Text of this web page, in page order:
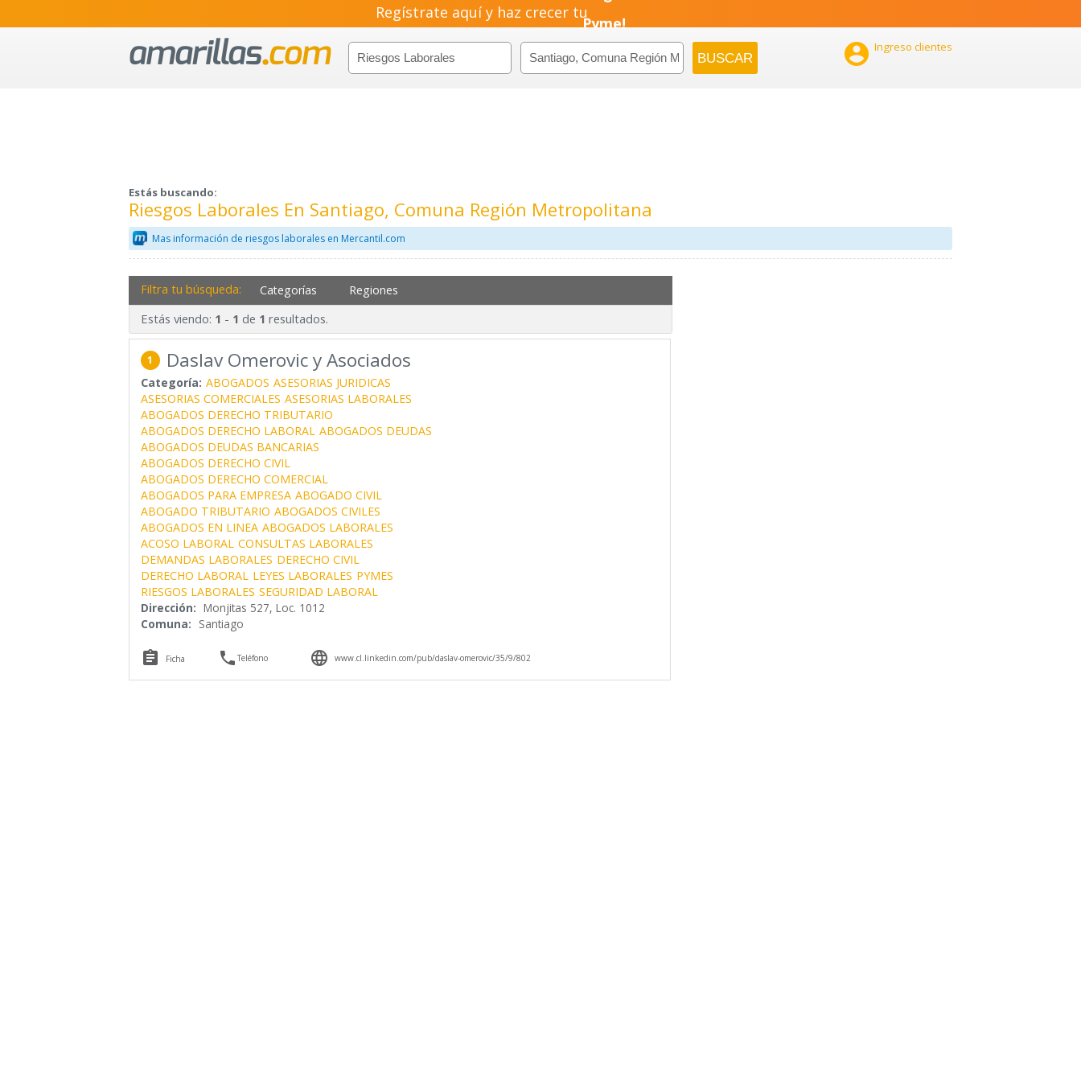
Regístrate aquí y haz crecer tuPyme!
Emprendimiento!
 Ingreso clientes
Estás buscando:
Riesgos Laborales En Santiago, Comuna Región Metropolitana
Mas información de riesgos laborales en Mercantil.com
Filtra tu búsqueda: Categorías Regiones
Estás viendo: 1 - 1 de 1 resultados.
1 Daslav Omerovic y Asociados
Categoría: ABOGADOS ASESORIAS JURIDICAS
ASESORIAS COMERCIALES ASESORIAS LABORALES
ABOGADOS DERECHO TRIBUTARIO
ABOGADOS DERECHO LABORAL ABOGADOS DEUDAS
ABOGADOS DEUDAS BANCARIAS
ABOGADOS DERECHO CIVIL
ABOGADOS DERECHO COMERCIAL
ABOGADOS PARA EMPRESA ABOGADO CIVIL
ABOGADO TRIBUTARIO ABOGADOS CIVILES
ABOGADOS EN LINEA ABOGADOS LABORALES
ACOSO LABORAL CONSULTAS LABORALES
DEMANDAS LABORALES DERECHO CIVIL
DERECHO LABORAL LEYES LABORALES PYMES
RIESGOS LABORALES SEGURIDAD LABORAL
Dirección: Monjitas 527, Loc. 1012
Comuna: Santiago
 Ficha Teléfono  www.cl.linkedin.com/pub/daslav-omerovic/35/9/802